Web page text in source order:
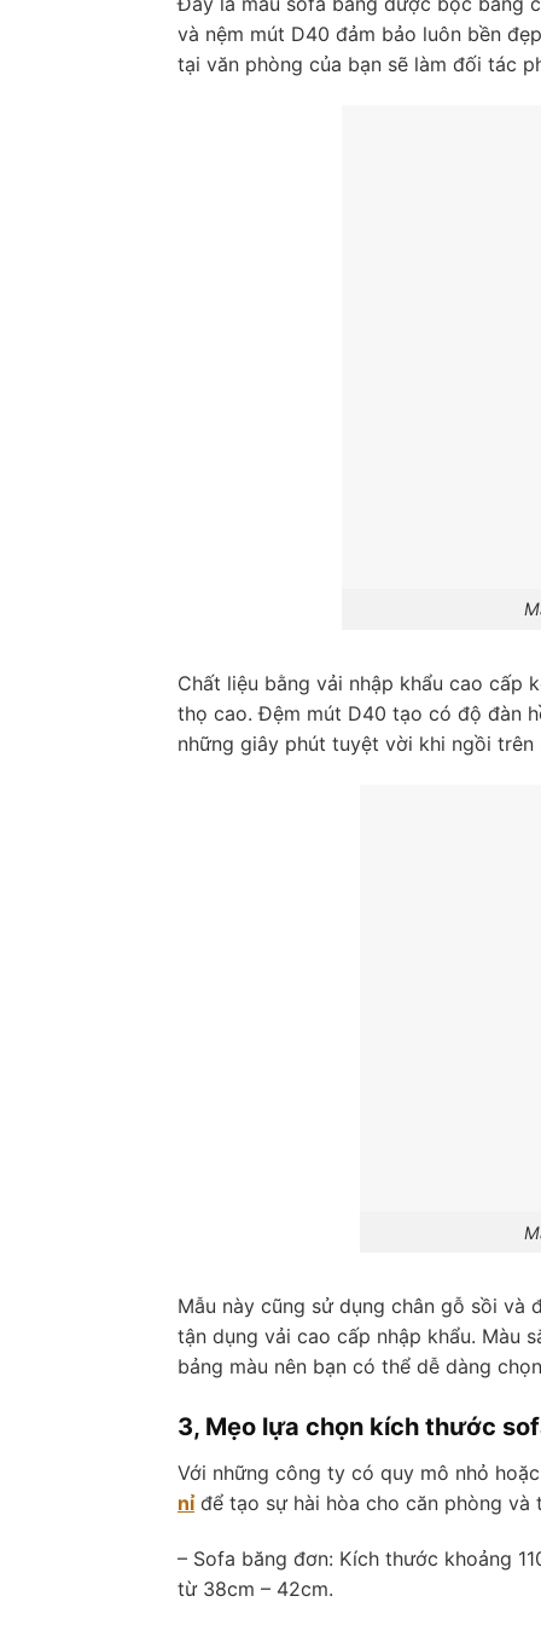
và nệm mút D40 đảm bảo luôn bền
tại văn phòng của bạn sẽ làm đối tác
Chất liệu bằng vải nhập khẩu cao cấp
thọ cao. Đệm mút D40 tạo có độ đàn
những giây phút tuyệt vời khi ngồi trên
Mẫu này cũng sử dụng chân gỗ sồi
tận dụng vải cao cấp nhập khẩu. Màu
bảng màu nên bạn có thể dễ dàng
3, Mẹo lựa chọn kích thước
Với những công ty có quy mô nhỏ
nỉđể tạo sự hài hòa cho căn phòng và
– Sofa băng đơn: Kích thước khoảng
từ 38cm – 42cm.